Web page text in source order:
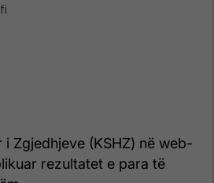
Zgjedhjeve (KSHZ) në web-
rezultatet e para të